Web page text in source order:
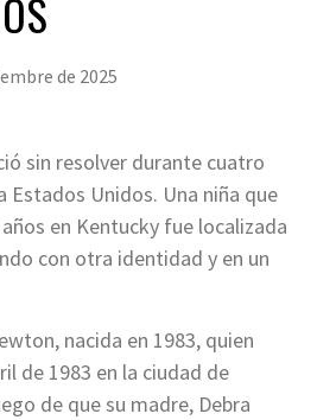
de 2025
sin resolver durante cuatro
Estados Unidos. Una niña que
en Kentucky fue localizada
con otra identidad y en un
nacida en 1983, quien
de 1983 en la ciudad de
de que su madre, Debra